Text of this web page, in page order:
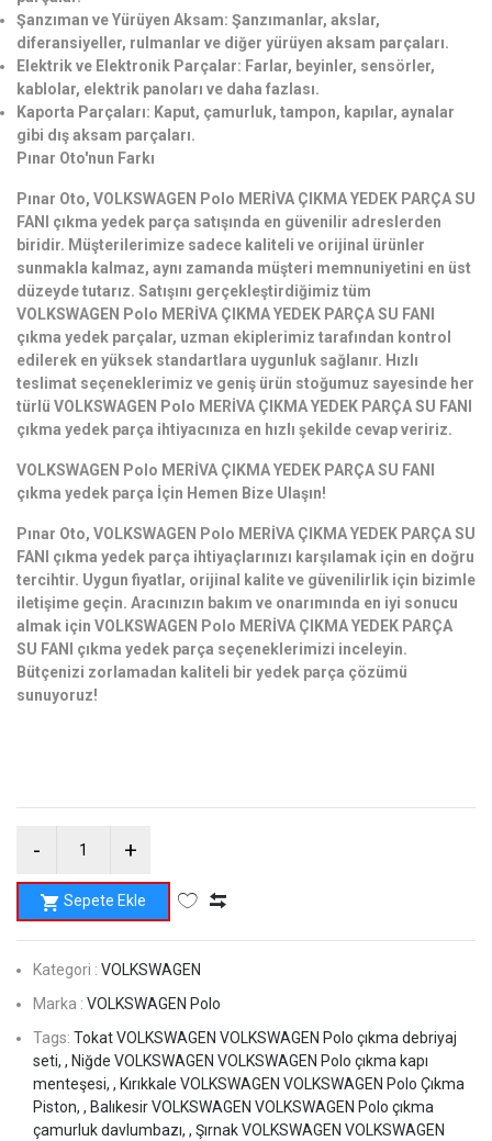
Şanzıman ve Yürüyen Aksam: Şanzımanlar, akslar,
diferansiyeller, rulmanlar ve diğer yürüyen aksam parçaları.
Elektrik ve Elektronik Parçalar: Farlar, beyinler, sensörler,
kablolar, elektrik panoları ve daha fazlası.
Kaporta Parçaları: Kaput, çamurluk, tampon, kapılar, aynalar
gibi dış aksam parçaları.
Pınar Oto'nun Farkı
Pınar Oto, VOLKSWAGEN Polo MERİVA ÇIKMA YEDEK PARÇA SU
FANI çıkma yedek parça satışında en güvenilir adreslerden
biridir. Müşterilerimize sadece kaliteli ve orijinal ürünler
sunmakla kalmaz, aynı zamanda müşteri memnuniyetini en üst
düzeyde tutarız. Satışını gerçekleştirdiğimiz tüm
VOLKSWAGEN Polo MERİVA ÇIKMA YEDEK PARÇA SU FANI
çıkma yedek parçalar, uzman ekiplerimiz tarafından kontrol
edilerek en yüksek standartlara uygunluk sağlanır. Hızlı
teslimat seçeneklerimiz ve geniş ürün stoğumuz sayesinde her
türlü VOLKSWAGEN Polo MERİVA ÇIKMA YEDEK PARÇA SU FANI
çıkma yedek parça ihtiyacınıza en hızlı şekilde cevap veririz.
VOLKSWAGEN Polo MERİVA ÇIKMA YEDEK PARÇA SU FANI
çıkma yedek parça İçin Hemen Bize Ulaşın!
Pınar Oto, VOLKSWAGEN Polo MERİVA ÇIKMA YEDEK PARÇA SU
FANI çıkma yedek parça ihtiyaçlarınızı karşılamak için en doğru
tercihtir. Uygun fiyatlar, orijinal kalite ve güvenilirlik için bizimle
iletişime geçin. Aracınızın bakım ve onarımında en iyi sonucu
almak için VOLKSWAGEN Polo MERİVA ÇIKMA YEDEK PARÇA
SU FANI çıkma yedek parça seçeneklerimizi inceleyin.
Bütçenizi zorlamadan kaliteli bir yedek parça çözümü
sunuyoruz!
Sepete Ekle
Kategori : VOLKSWAGEN
Marka : VOLKSWAGEN Polo
Tags: Tokat VOLKSWAGEN VOLKSWAGEN Polo çıkma debriyaj
seti, , Niğde VOLKSWAGEN VOLKSWAGEN Polo çıkma kapı
menteşesi, , Kırıkkale VOLKSWAGEN VOLKSWAGEN Polo Çıkma
Piston, , Balıkesir VOLKSWAGEN VOLKSWAGEN Polo çıkma
çamurluk davlumbazı, , Şırnak VOLKSWAGEN VOLKSWAGEN